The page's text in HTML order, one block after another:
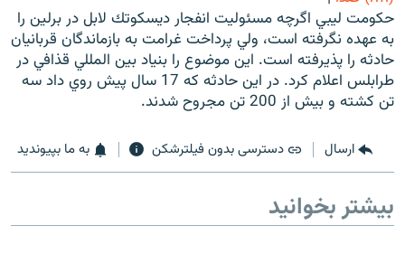
گزارش‌های ویدئویی
English
به ما بپیوندید
زبان‌های دیگر
حكومت ليبي اگرچه مسئوليت انفجار ديسكوتك لابل در برلين را
به عهده نگرفته است، ولي پرداخت غرامت به بازماندگان قربانيان
حادثه را پذيرفته است. اين موضوع را بنياد بين المللي قذافي در
طرابلس اعلام كرد. در اين حادثه كه 17 سال پيش روي داد سه
تن كشته و بيش از 200 تن مجروح شدند.
ارسال دسترسی بدون فیلترشکن به ما بپیوندید
بیشتر بخوانید